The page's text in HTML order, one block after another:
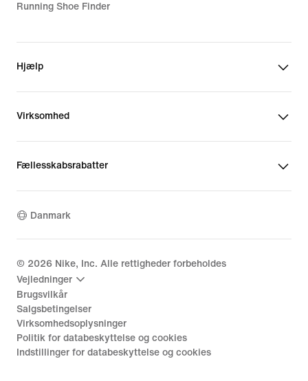
Running Shoe Finder
Hjælp
Virksomhed
Fællesskabsrabatter
Danmark
© 2026 Nike, Inc. Alle rettigheder forbeholdes
Vejledninger
Brugsvilkår
Salgsbetingelser
Virksomhedsoplysninger
Politik for databeskyttelse og cookies
Indstillinger for databeskyttelse og cookies